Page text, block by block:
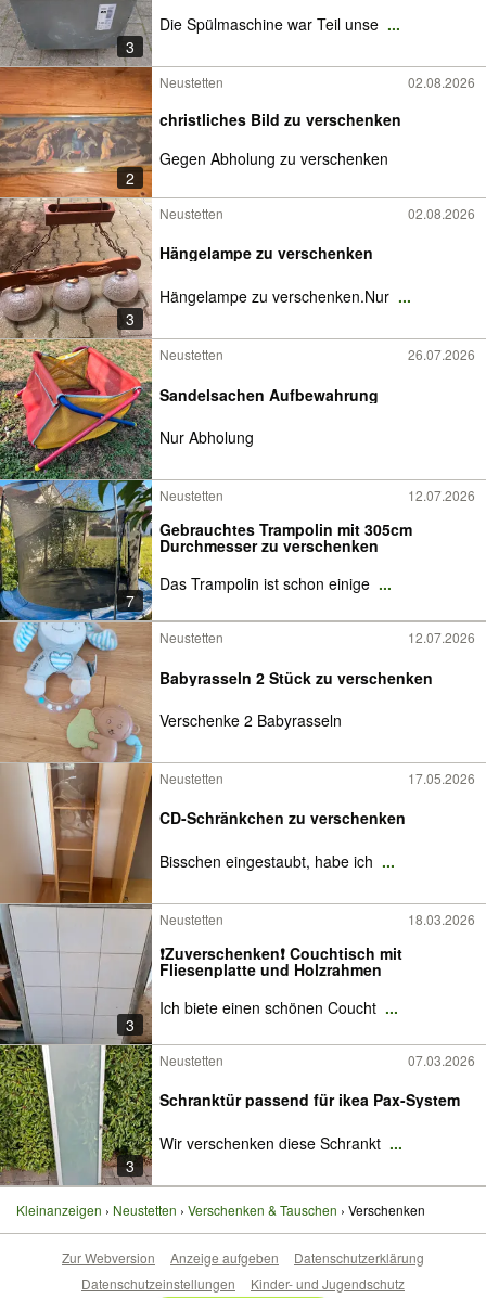
3
Die Spülmaschine war Teil unse ...
2
Neustetten 02.08.2026
christliches Bild zu verschenken
Gegen Abholung zu verschenken
3
Neustetten 02.08.2026
Hängelampe zu verschenken
Hängelampe zu verschenken.Nur ...
Neustetten 26.07.2026
Sandelsachen Aufbewahrung
Nur Abholung
7
Neustetten 12.07.2026
Gebrauchtes Trampolin mit 305cm
Durchmesser zu verschenken
Das Trampolin ist schon einige ...
Neustetten 12.07.2026
Babyrasseln 2 Stück zu verschenken
Verschenke 2 Babyrasseln
Neustetten 17.05.2026
CD-Schränkchen zu verschenken
Bisschen eingestaubt, habe ich ...
3
Neustetten 18.03.2026
❗️Zuverschenken❗️ Couchtisch mit
Fliesenplatte und Holzrahmen
Ich biete einen schönen Coucht ...
3
Neustetten 07.03.2026
Schranktür passend für ikea Pax-System
Wir verschenken diese Schrankt ...
Kleinanzeigen Neustetten Verschenken & Tauschen Verschenken
Zur Webversion Anzeige aufgeben
Datenschutzerklärung
Datenschutzeinstellungen
Kinder- und Jugendschutz